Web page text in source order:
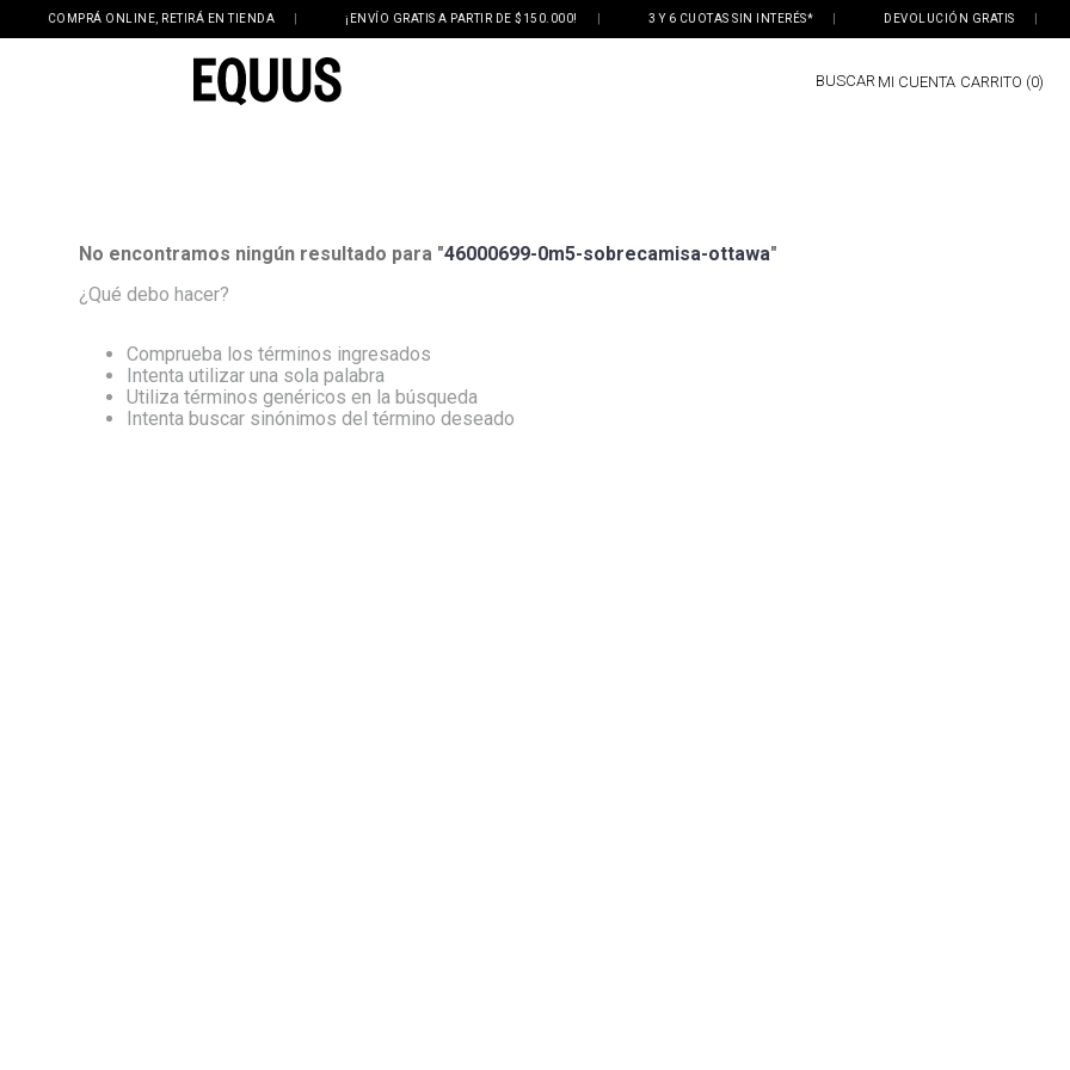
COMPRÁ ONLINE, RETIRÁ EN TIENDA ¡ENVÍO GRATIS A PARTIR DE $150.000! 3 Y 6 CUOTAS SIN INTERÉS* DEVOLUCIÓN GRATIS
BUSCAR MI CUENTA 0
No encontramos ningún resultado para "46000699-0m5-sobrecamisa-ottawa"
¿Qué debo hacer?
Comprueba los términos ingresados
Intenta utilizar una sola palabra
Utiliza términos genéricos en la búsqueda
Intenta buscar sinónimos del término deseado